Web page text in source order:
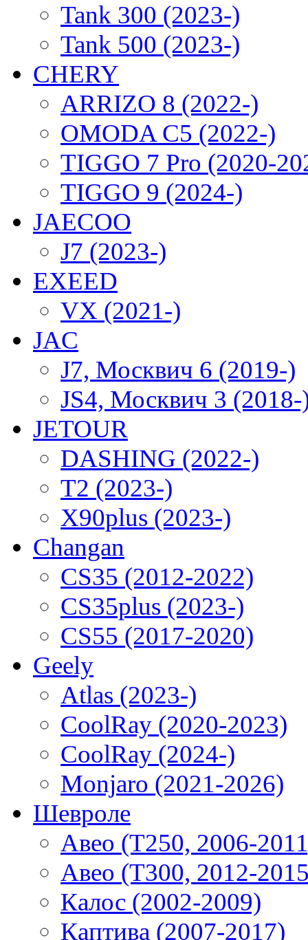
Tank 300 (2023-)
Tank 500 (2023-)
CHERY
ARRIZO 8 (2022-)
OMODA C5 (2022-)
TIGGO 7 Pro (2020-
TIGGO 9 (2024-)
JAECOO
J7 (2023-)
EXEED
VX (2021-)
JAC
J7, Москвич 6 (2019-)
JS4, Москвич 3 (2018-
JETOUR
DASHING (2022-)
T2 (2023-)
X90plus (2023-)
Changan
CS35 (2012-2022)
CS35plus (2023-)
CS55 (2017-2020)
Geely
Atlas (2023-)
CoolRay (2020-2023)
CoolRay (2024-)
Monjaro (2021-2026)
Шевроле
Авео (T250, 2006-
Авео (T300, 2012-
Калос (2002-2009)
Каптива (2007-2017)